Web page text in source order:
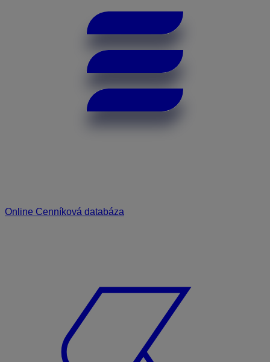
Online Cenníková databáza